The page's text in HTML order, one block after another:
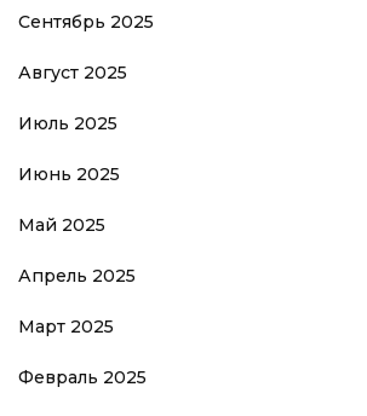
Сентябрь 2025
Август 2025
Июль 2025
Июнь 2025
Май 2025
Апрель 2025
Март 2025
Февраль 2025